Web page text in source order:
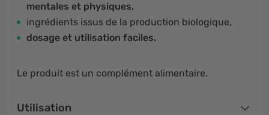
mentales et physiques,
ingrédients issus de la production biologique,
dosage et utilisation faciles.
Le produit est un complément alimentaire.
Utilisation